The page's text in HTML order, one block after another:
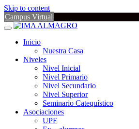
Skip to content
Campus Virtual
Inicio
Nuestra Casa
Niveles
Nivel Inicial
Nivel Primario
Nivel Secundario
Nivel Superior
Seminario Catequístico
Asociaciones
UPF